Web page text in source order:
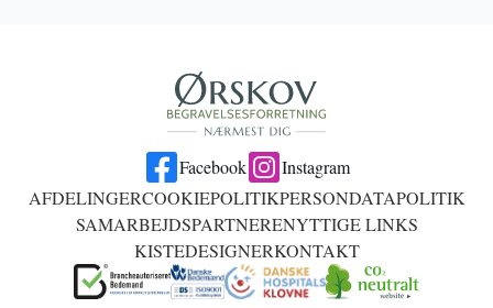
Facebook
Instagram
AFDELINGERCOOKIEPOLITIKPERSONDATAPOLITIK
SAMARBEJDSPARTNERENYTTIGE LINKS
KISTEDESIGNERKONTAKT